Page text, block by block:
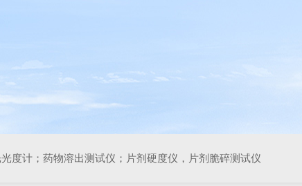
度计；药物溶出测试仪；片剂硬度仪，片剂脆碎测试仪